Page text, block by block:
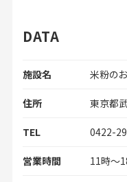
DATA
施設名 米粉の
住所 東京都
TEL 0422-
営業時間 11時〜